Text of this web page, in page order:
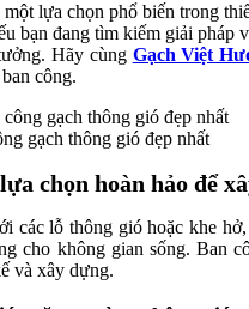
lựa chọn phổ biến trong
bạn đang tìm kiếm giải pháp
Hãy cùng Gạch Việt
công.
gạch thông gió đẹp nhất
chọn hoàn hảo để
các lỗ thông gió hoặc khe
cho không gian sống. Ban
và xây dựng.